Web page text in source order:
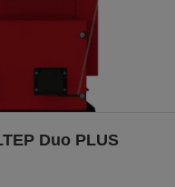
Duo PLUS